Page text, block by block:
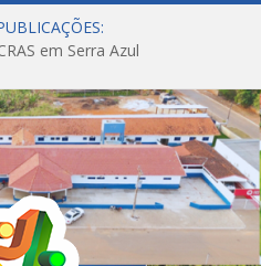
em Serra Azul